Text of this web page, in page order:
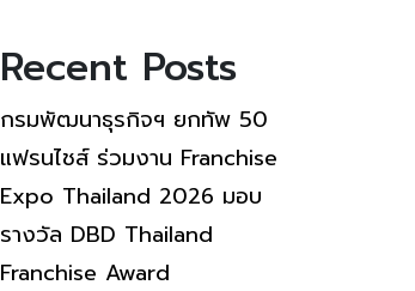
Recent Posts
กรมพัฒนาธุรกิจฯ ยกทัพ 50
แฟรนไชส์ ร่วมงาน Franchise
Expo Thailand 2026 มอบ
รางวัล DBD Thailand
Franchise Award